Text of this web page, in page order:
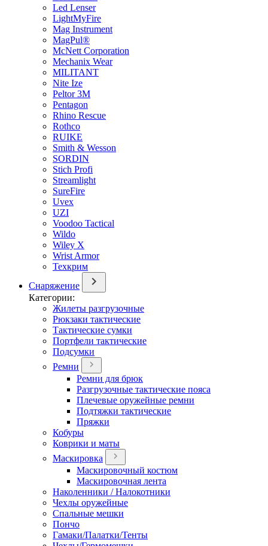
Led Lenser
LightMyFire
Mag Instrument
MagPul®
McNett Corporation
Mechanix Wear
MILITANT
Nite Ize
Peltor 3M
Pentagon
Rhino Rescue
Rothco
RUIKE
Smith & Wesson
SORDIN
Stich Profi
Streamlight
SureFire
Uvex
UZI
Voodoo Tactical
Wildo
Wiley X
Wrist Armor
Техкрим
Снаряжение
Категории:
Жилеты разгрузочные
Рюкзаки тактические
Тактические сумки
Портфели тактические
Подсумки
Ремни
Ремни для брюк
Разгрузочные тактические пояса
Плечевые оружейные ремни
Подтяжки тактические
Пряжки
Кобуры
Коврики и маты
Маскировка
Маскировочный костюм
Маскировочная лента
Наколенники / Налокотники
Чехлы оружейные
Спальные мешки
Пончо
Гамаки/Палатки/Тенты